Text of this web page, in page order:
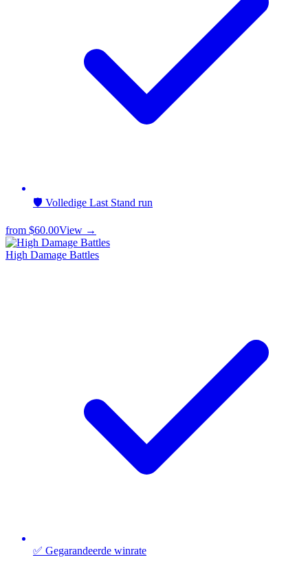
🛡️ Volledige Last Stand run
from $60.00View →
High Damage Battles
✅ Gegarandeerde winrate